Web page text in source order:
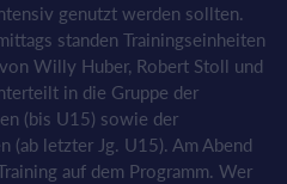
genutzt werden sollten.
standen Trainingseinheiten
Willy Huber, Robert Stoll und
in die Gruppe der
(bis U15) sowie der
(ab letzter Jg. U15). Am Abend
auf dem Programm. Wer